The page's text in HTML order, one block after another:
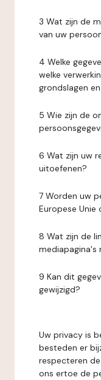
3 Wat zijn de
van uw
4 Welke
welke
grondslagen
5 Wie zijn de
6 Wat zijn uw
uitoefenen?
7 Worden uw
Europese Unie
8 Wat zijn de
mediapagina's
9 Kan dit
gewijzigd?
Uw privacy is
besteden er
respecteren
ons ertoe de